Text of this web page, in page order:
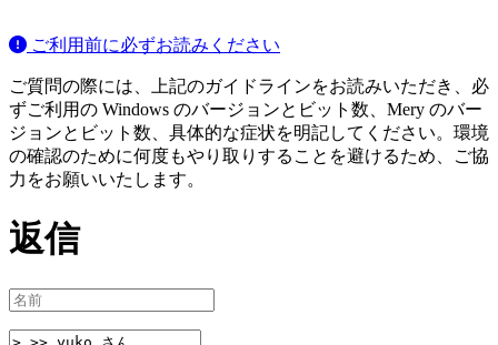
ご利用前に必ずお読みください
ご質問の際には、上記のガイドラインをお読みいただき、必
ずご利用の Windows のバージョンとビット数、Mery のバー
ジョンとビット数、具体的な症状を明記してください。環境
の確認のために何度もやり取りすることを避けるため、ご協
力をお願いいたします。
返信